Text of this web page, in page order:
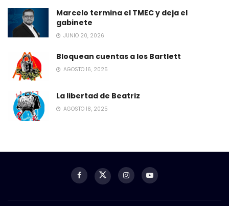
Marcelo termina el TMEC y deja el
gabinete
JUNIO 20, 2026
Bloquean cuentas a los Bartlett
AGOSTO 16, 2025
La libertad de Beatriz
AGOSTO 18, 2025